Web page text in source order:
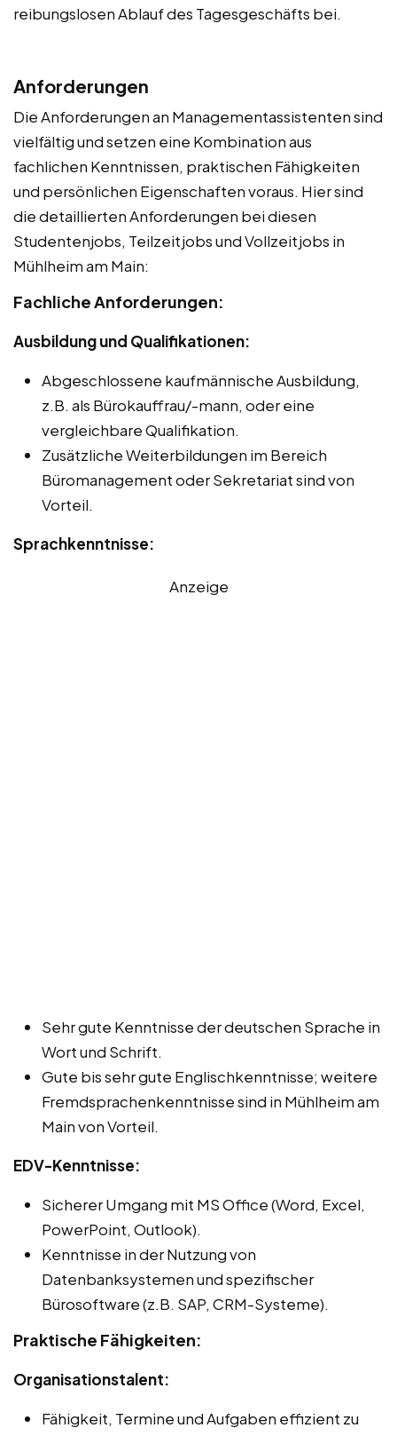
reibungslosen Ablauf des Tagesgeschäfts bei.
Anforderungen
Die Anforderungen an Managementassistenten sind
vielfältig und setzen eine Kombination aus
fachlichen Kenntnissen, praktischen Fähigkeiten
und persönlichen Eigenschaften voraus. Hier sind
die detaillierten Anforderungen bei diesen
Studentenjobs, Teilzeitjobs und Vollzeitjobs in
Mühlheim am Main:
Fachliche Anforderungen:
Ausbildung und Qualifikationen:
Abgeschlossene kaufmännische Ausbildung,
z.B. als Bürokauffrau/-mann, oder eine
vergleichbare Qualifikation.
Zusätzliche Weiterbildungen im Bereich
Büromanagement oder Sekretariat sind von
Vorteil.
Sprachkenntnisse:
Anzeige
Sehr gute Kenntnisse der deutschen Sprache in
Wort und Schrift.
Gute bis sehr gute Englischkenntnisse; weitere
Fremdsprachenkenntnisse sind in Mühlheim am
Main von Vorteil.
EDV-Kenntnisse:
Sicherer Umgang mit MS Office (Word, Excel,
PowerPoint, Outlook).
Kenntnisse in der Nutzung von
Datenbanksystemen und spezifischer
Bürosoftware (z.B. SAP, CRM-Systeme).
Praktische Fähigkeiten:
Organisationstalent:
Fähigkeit, Termine und Aufgaben effizient zu